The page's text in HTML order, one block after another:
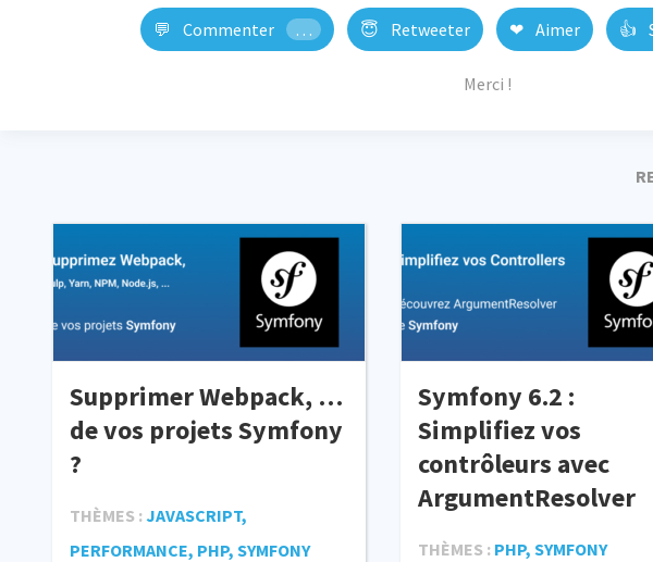
💬 Commenter … 😇 Retweeter ❤ Aimer 👍
Merci !
Supprimer Webpack, …
de vos projets Symfony
?
THÈMES : JAVASCRIPT,
PERFORMANCE, PHP, SYMFONY
Symfony 6.2 :
Simplifiez vos
contrôleurs avec
ArgumentResolver
THÈMES : PHP, SYMFONY